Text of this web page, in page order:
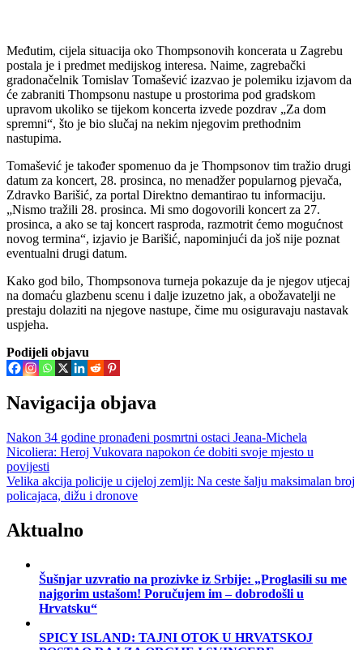
Međutim, cijela situacija oko Thompsonovih koncerata u Zagrebu
postala je i predmet medijskog interesa. Naime, zagrebački
gradonačelnik Tomislav Tomašević izazvao je polemiku izjavom da
će zabraniti Thompsonu nastupe u prostorima pod gradskom
upravom ukoliko se tijekom koncerta izvede pozdrav „Za dom
spremni“, što je bio slučaj na nekim njegovim prethodnim
nastupima.
Tomašević je također spomenuo da je Thompsonov tim tražio drugi
datum za koncert, 28. prosinca, no menadžer popularnog pjevača,
Zdravko Barišić, za portal Direktno demantirao tu informaciju.
„Nismo tražili 28. prosinca. Mi smo dogovorili koncert za 27.
prosinca, a ako se taj koncert rasproda, razmotrit ćemo mogućnost
novog termina“, izjavio je Barišić, napominjući da još nije poznat
eventualni drugi datum.
Kako god bilo, Thompsonova turneja pokazuje da je njegov utjecaj
na domaću glazbenu scenu i dalje izuzetno jak, a obožavatelji ne
prestaju dolaziti na njegove nastupe, čime mu osiguravaju nastavak
uspjeha.
Podijeli objavu
Navigacija objava
Nakon 34 godine pronađeni posmrtni ostaci Jeana-Michela
Nicoliera: Heroj Vukovara napokon će dobiti svoje mjesto u
povijesti
Velika akcija policije u cijeloj zemlji: Na ceste šalju maksimalan broj
policajaca, dižu i dronove
Aktualno
Šušnjar uzvratio na prozivke iz Srbije: „Proglasili su me
najgorim ustašom! Poručujem im – dobrodošli u
Hrvatsku“
SPICY ISLAND: TAJNI OTOK U HRVATSKOJ